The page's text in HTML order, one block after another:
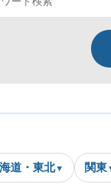
道・東北 関東